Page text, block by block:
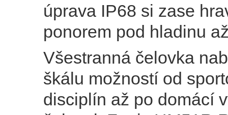
úprava IP68 si zase
ponorem pod hladinu
Všestranná čelovka
škálu možností od
disciplín až po domácí